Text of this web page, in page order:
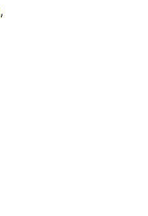
,